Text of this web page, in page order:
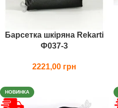
Барсетка шкіряна Rekarti
Ф037-3
2221,00
НОВИНКА